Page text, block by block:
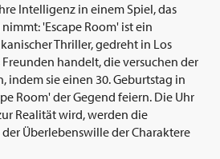
Intelligenz in einem Spiel, das
'Escape Room' ist ein
Thriller, gedreht in Los
handelt, die versuchen der
indem sie einen 30. Geburtstag in
Room' der Gegend feiern. Die Uhr
Realität wird, werden die
Überlebenswille der Charaktere